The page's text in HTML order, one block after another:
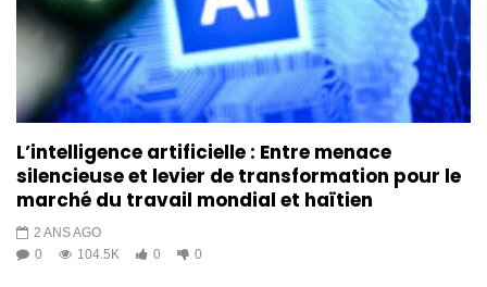
L’intelligence artificielle : Entre menace
silencieuse et levier de transformation pour le
marché du travail mondial et haïtien
2 ANS AGO
0
104.5K 0 0